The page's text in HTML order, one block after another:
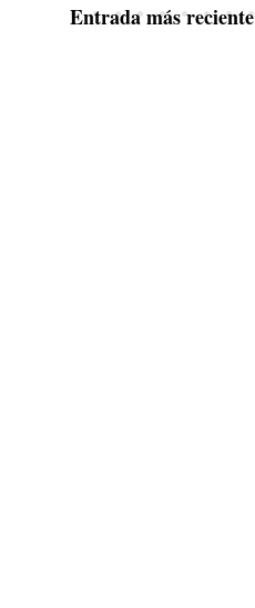
Entrada más reciente